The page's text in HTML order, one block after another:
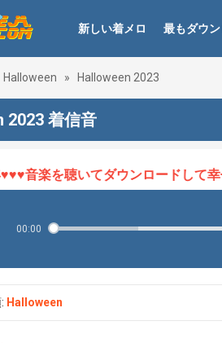
新しい着メロ 最もダウ
Halloween » Halloween 2023
2023 着信音
楽を聴いてダウンロードして幸せ
00:00
Halloween